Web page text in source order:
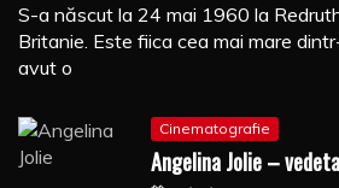
S-a născut la 24 mai 1960 la
Britanie. Este fiica cea mai mare
avut o
Cinematografie
Angelina Jolie –